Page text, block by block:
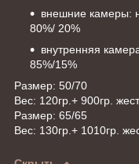
внешние камеры:
80%/ 20%
внутренняя
85%/15%
Размер: 50/70
Вес: 120гр.+ 900гр.
Размер: 65/65
Вес: 130гр.+ 1010гр.